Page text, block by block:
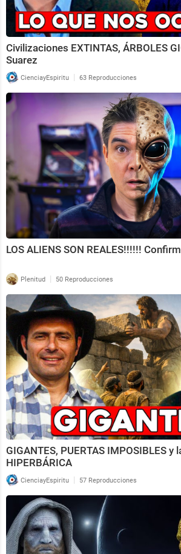
Civilizaciones EXTINTAS, ÁRBOLES
Suarez
CienciayEspiritu | 63 Reproducciones
LOS ALIENS SON REALES!!!!!!
Plenitud | 50 Reproducciones
GIGANTES, PUERTAS IMPOSIBLES y
HIPERBÁRICA
CienciayEspiritu | 57 Reproducciones